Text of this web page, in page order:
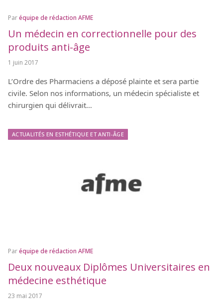
Paréquipe de rédaction AFME
Un médecin en correctionnelle pour des
produits anti-âge
1 juin 2017
L’Ordre des Pharmaciens a déposé plainte et sera partie
civile. Selon nos informations, un médecin spécialiste et
chirurgien qui délivrait…
ACTUALITÉS EN ESTHÉTIQUE ET ANTI-ÂGE
Paréquipe de rédaction AFME
Deux nouveaux Diplômes Universitaires en
médecine esthétique
23 mai 2017